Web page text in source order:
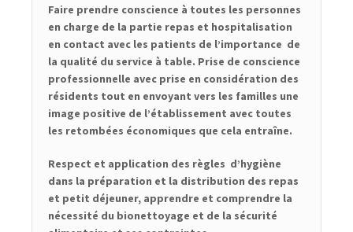
Faire prendre conscience à toutes les personnes
en charge de la partie repas et hospitalisation
en contact avec les patients de l’importance de
la qualité du service à table. Prise de conscience
professionnelle avec prise en considération des
résidents tout en envoyant vers les familles une
image positive de l’établissement avec toutes
les retombées économiques que cela entraîne.
Respect et application des règles d’hygiène
dans la préparation et la distribution des repas
et petit déjeuner, apprendre et comprendre la
nécessité du bionettoyage et de la sécurité